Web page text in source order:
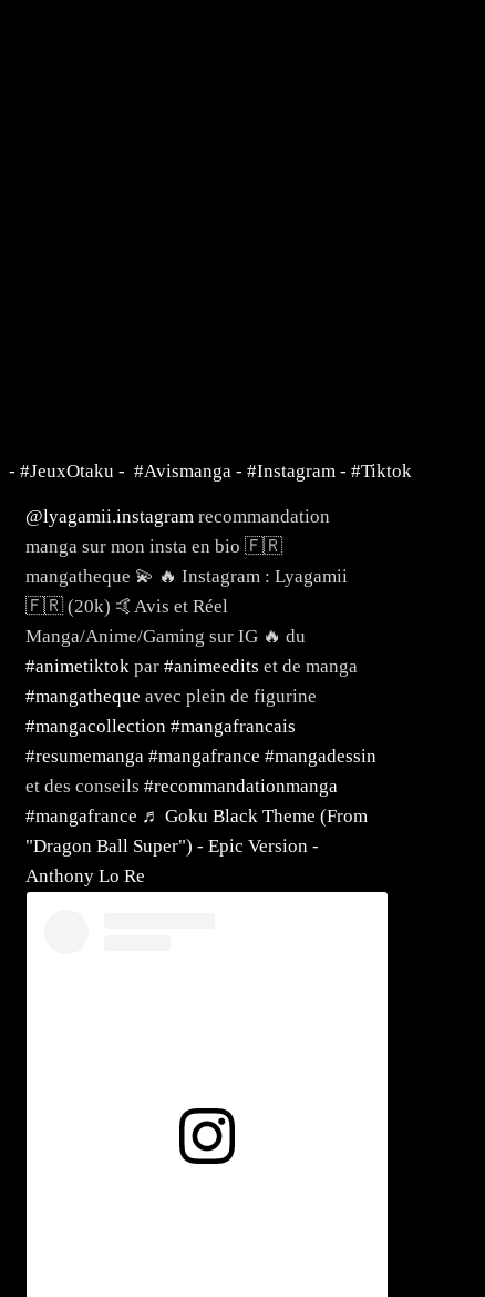
- #JeuxOtaku - #Avismanga - #Instagram - #Tiktok
@lyagamii.instagram recommandation
manga sur mon insta en bio 🇫🇷
mangatheque 💫 🔥 Instagram : Lyagamii
🇫🇷 (20k) 🤙Avis et Réel
Manga/Anime/Gaming sur IG 🔥 du
#animetiktok par #animeedits et de manga
#mangatheque avec plein de figurine
#mangacollection #mangafrancais
#resumemanga #mangafrance #mangadessin
et des conseils #recommandationmanga
#mangafrance ♬ Goku Black Theme (From
"Dragon Ball Super") - Epic Version -
Anthony Lo Re